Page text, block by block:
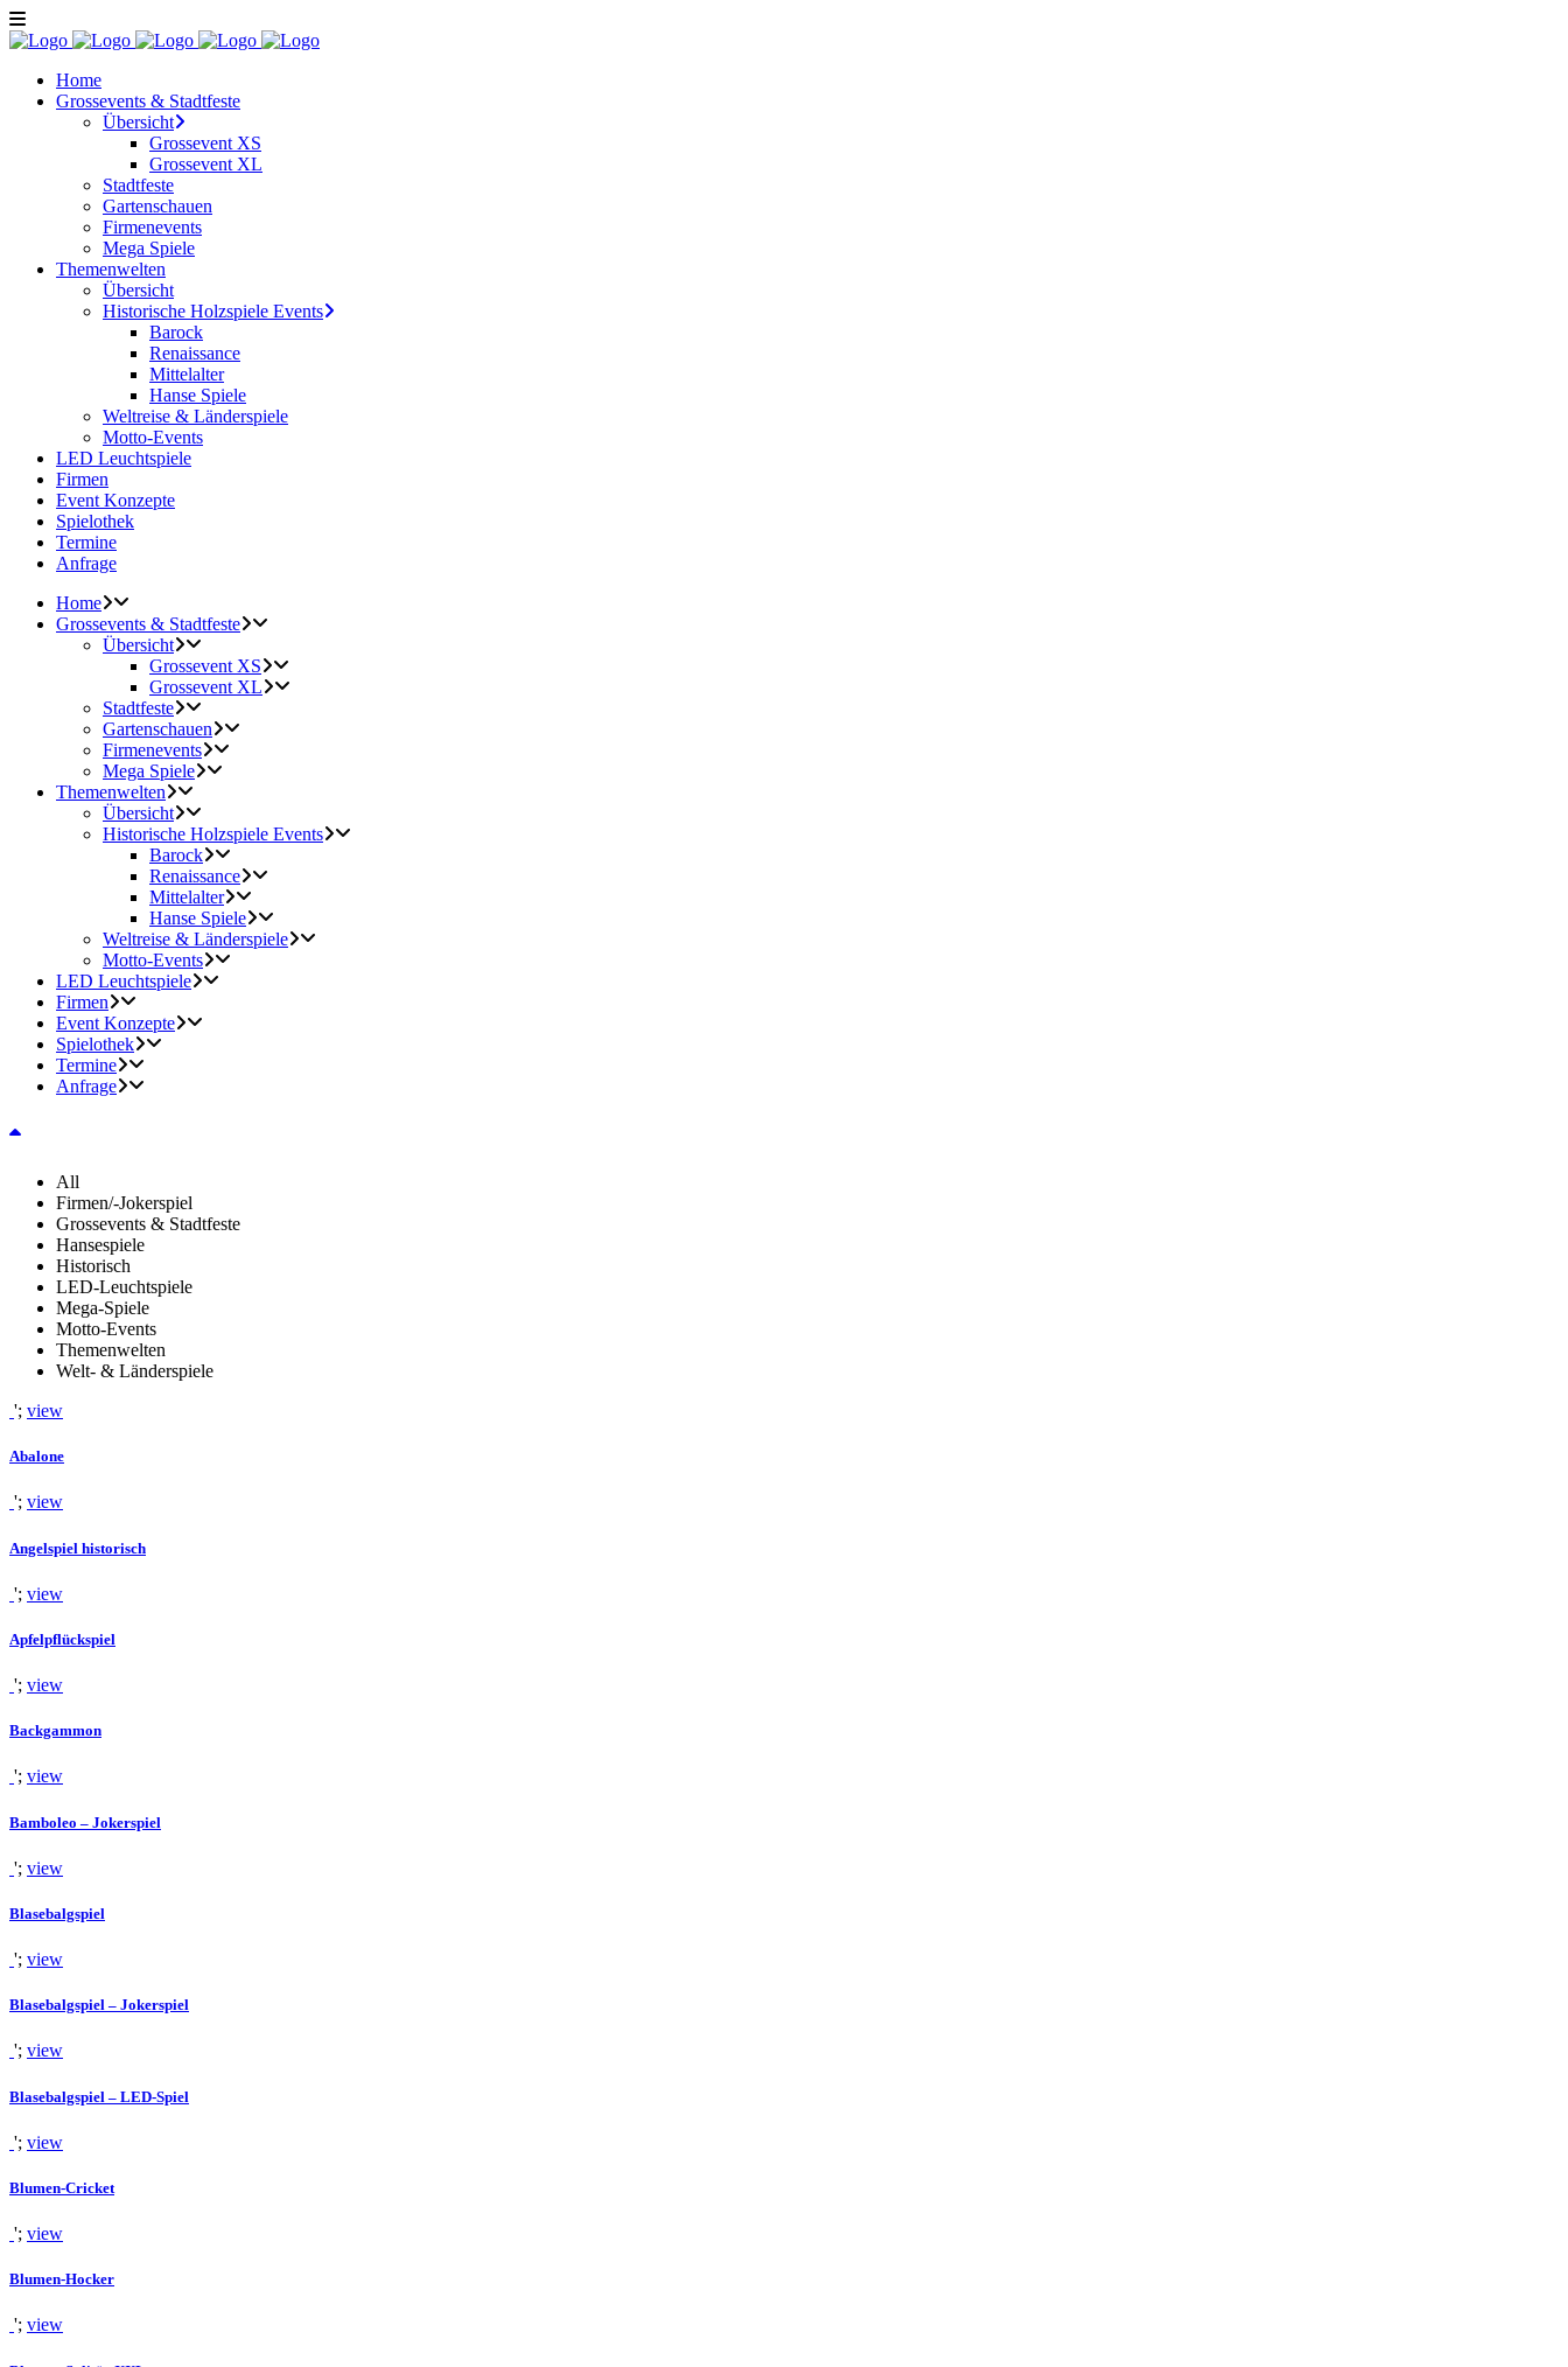
Home
Grossevents & Stadtfeste
Übersicht
Grossevent XS
Grossevent XL
Stadtfeste
Gartenschauen
Firmenevents
Mega Spiele
Themenwelten
Übersicht
Historische Holzspiele Events
Barock
Renaissance
Mittelalter
Hanse Spiele
Weltreise & Länderspiele
Motto-Events
LED Leuchtspiele
Firmen
Event Konzepte
Spielothek
Termine
Anfrage
Home
Grossevents & Stadtfeste
Übersicht
Grossevent XS
Grossevent XL
Stadtfeste
Gartenschauen
Firmenevents
Mega Spiele
Themenwelten
Übersicht
Historische Holzspiele Events
Barock
Renaissance
Mittelalter
Hanse Spiele
Weltreise & Länderspiele
Motto-Events
LED Leuchtspiele
Firmen
Event Konzepte
Spielothek
Termine
Anfrage
All
Firmen/-Jokerspiel
Grossevents & Stadtfeste
Hansespiele
Historisch
LED-Leuchtspiele
Mega-Spiele
Motto-Events
Themenwelten
Welt- & Länderspiele
'; view
Abalone
'; view
Angelspiel historisch
'; view
Apfelpflückspiel
'; view
Backgammon
'; view
Bamboleo – Jokerspiel
'; view
Blasebalgspiel
'; view
Blasebalgspiel – Jokerspiel
'; view
Blasebalgspiel – LED-Spiel
'; view
Blumen-Cricket
'; view
Blumen-Hocker
'; view